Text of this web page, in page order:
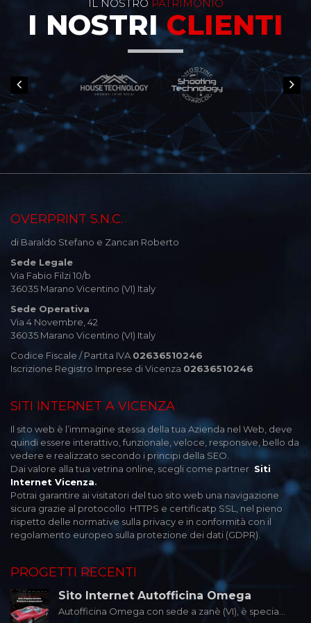
IL NOSTRO PATRIMONIO
I NOSTRICLIENTI
OVERPRINT S.N.C.
di Baraldo Stefano e Zancan Roberto
Sede Legale
Via Fabio Filzi 10/b
36035 Marano Vicentino (VI) Italy
Sede Operativa
Via 4 Novembre, 42
36035 Marano Vicentino (VI) Italy
Codice Fiscale / Partita IVA 02636510246
Iscrizione Registro Imprese di Vicenza 02636510246
SITI INTERNET A VICENZA
Il sito web è l’immagine stessa della tua Azienda nel Web, deve
quindi essere interattivo, funzionale, veloce, responsive, bello da
vedere e realizzato secondo i principi della SEO.
Dai valore alla tua vetrina online, scegli come partner Siti
Internet Vicenza.
Potrai garantire ai visitatori del tuo sito web una navigazione
sicura grazie al protocollo HTTPS e certificatp SSL, nel pieno
rispetto delle normative sulla privacy e in conformità con il
regolamento europeo sulla protezione dei dati (GDPR).
PROGETTI RECENTI
Sito Internet Autofficina Omega
Autofficina Omega con sede a zanè (VI), è specia...